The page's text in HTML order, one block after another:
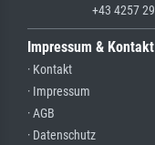
+43 4257
Impressum & Kontakt
· Kontakt
· Impressum
· AGB
· Datenschutz